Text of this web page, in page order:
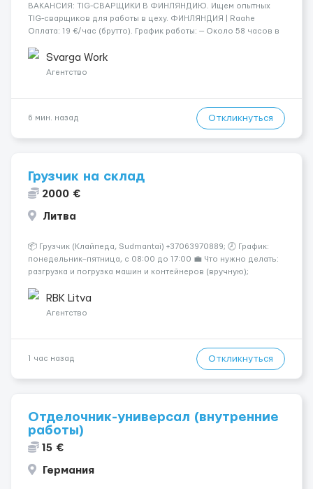
​​ВАКАНСИЯ: TIG-СВАРЩИКИ В ФИНЛЯНДИЮ. Ищем опытных
TIG-сварщиков для работы в цеху. ФИНЛЯНДИЯ | Raahe
Оплата: 19 €/час (брутто). График работы: — Около 58 часов в
переработки. Дата начала: — Как можно скорее....
Svarga Work
Агентство
6 мин. назад Откликнуться
Грузчик на склад
2000 €
Литва
📦 Грузчик (Клайпеда, Sudmantai) +37063970889; 🕗 График:
понедельник–пятница, с 08:00 до 17:00 💼 Что нужно делать:
разгрузка и погрузка машин и контейнеров (вручную);
выполнение других поручений заведующего складом. ✅
Требования: ...
RBK Litva
Агентство
1 час назад Откликнуться
Отделочник-универсал (внутренние
работы)
15 €
Германия